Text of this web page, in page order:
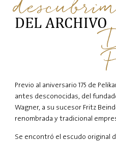
DEL ARCHIVO
Previo al aniversario 175 de
antes desconocidas, del
Wagner, a su sucesor Fritz
renombrada y tradicional
Se encontró el escudo original